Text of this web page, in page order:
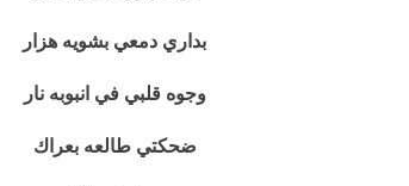
بداري دمعي بشويه هزار
وجوه قلبي في انبوبه نار
ضحكتي طالعه بعراك